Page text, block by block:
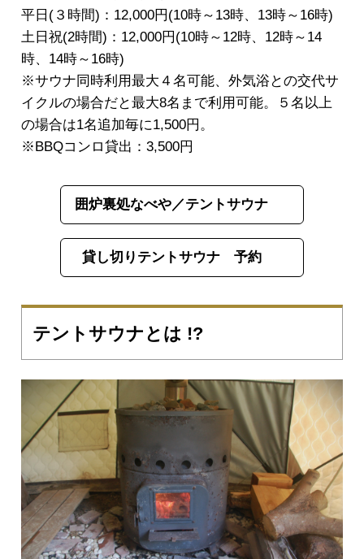
平日(３時間)：12,000円(10時～13時、13時～16時)
土日祝(2時間)：12,000円(10時～12時、12時～14
時、14時～16時)
※サウナ同時利用最大４名可能、外気浴との交代サ
イクルの場合だと最大8名まで利用可能。５名以上
の場合は1名追加毎に1,500円。
※BBQコンロ貸出：3,500円
囲炉裏処なべや／テントサウナ
貸し切りテントサウナ 予約
テントサウナとは !?